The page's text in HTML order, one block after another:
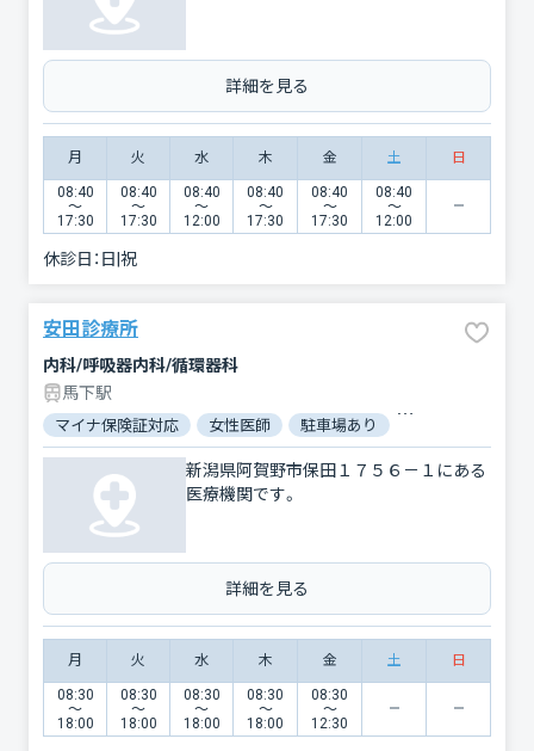
詳細を見る
月 火 水 木 金 土 日
08:40
〜
17:30
08:40
〜
17:30
08:40
〜
12:00
08:40
〜
17:30
08:40
〜
17:30
08:40
〜
12:00
休診日： 日|祝
安田診療所
内科/呼吸器内科/循環器科
馬下駅
マイナ保険証対応 女性医師 駐車場あり
新潟県阿賀野市保田１７５６－１にある
医療機関です。
詳細を見る
月 火 水 木 金 土 日
08:30
〜
18:00
08:30
〜
18:00
08:30
〜
18:00
08:30
〜
18:00
08:30
〜
12:30